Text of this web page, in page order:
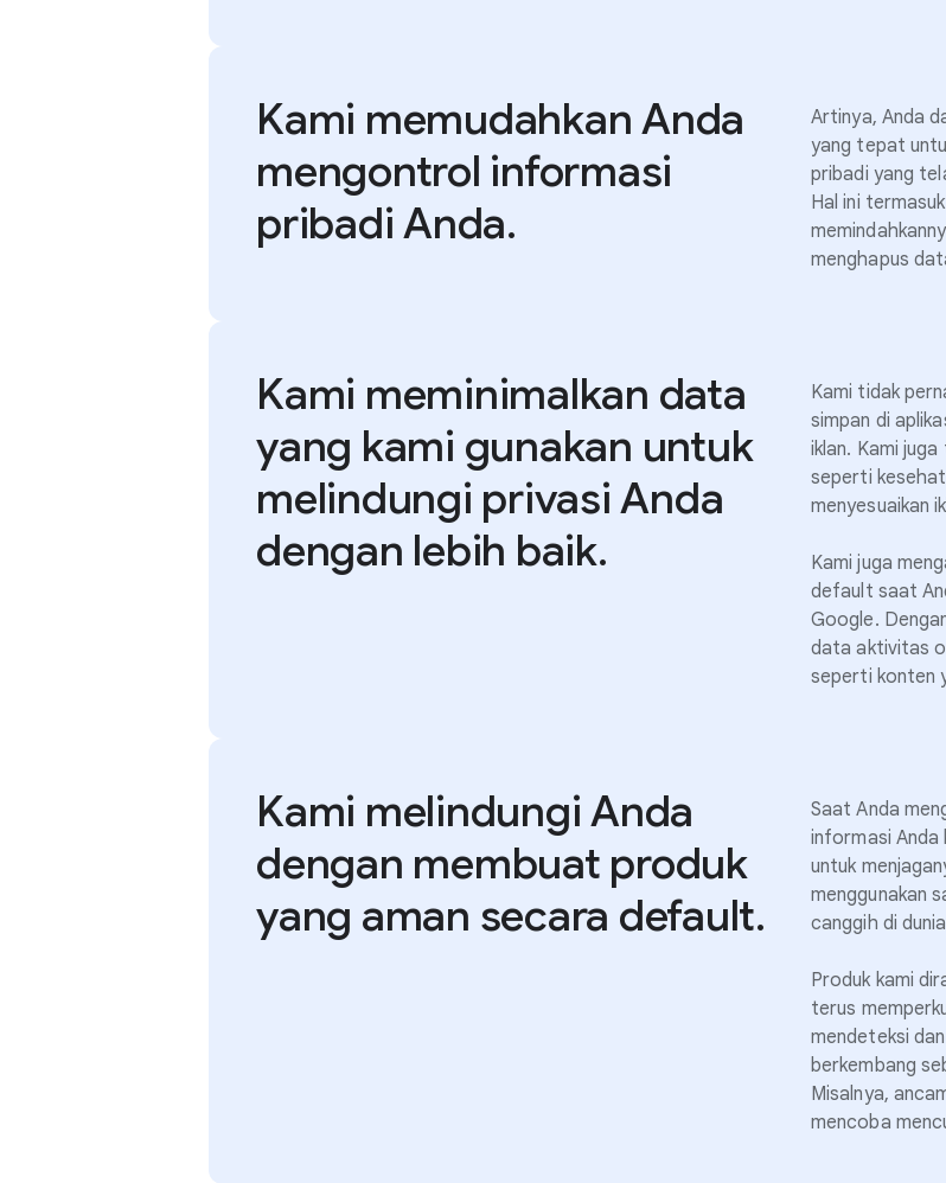
Kami memudahkan Anda
mengontrol informasi
pribadi Anda.
Artinya, Anda
yang tepat
pribadi yang
Hal ini
menghapus
Kami meminimalkan data
yang kami gunakan untuk
melindungi privasi Anda
dengan lebih baik.
Kami tidak
simpan di
iklan. Kami
seperti
menyesuaikan
Kami juga
default saat
Google.
data aktivitas
seperti konten
Kami melindungi Anda
dengan membuat produk
yang aman secara default.
Saat Anda
informasi Anda
untuk
menggunakan
canggih di
Produk kami
terus
mendeteksi
berkembang
Misalnya,
mencoba